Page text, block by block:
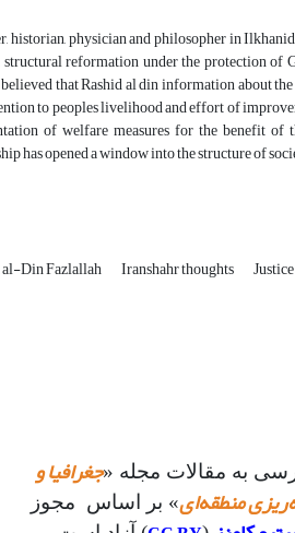
historian, physician and philosopher in
reformation under the protection of
that Rashid al din information about
to peoples livelihood and effort of
of welfare measures for the benefit
has opened a window into the structure of
Din Fazlallah Iranshahr thoughts Justice
به مقالات مجله «جغرافیا و
منطقه‌ای» بر اساس مجوز